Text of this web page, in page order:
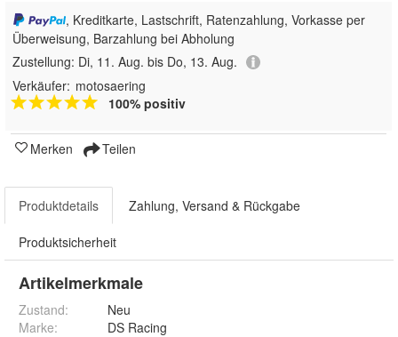
, Kreditkarte, Lastschrift, Ratenzahlung, Vorkasse per
Überweisung, Barzahlung bei Abholung
Zustellung: Di, 11. Aug. bis Do, 13. Aug.
Verkäufer: motosaering
100% positiv
Merken Teilen
Produktdetails Zahlung, Versand & Rückgabe
Produktsicherheit
Artikelmerkmale
Zustand:
Neu
Marke:
DS Racing